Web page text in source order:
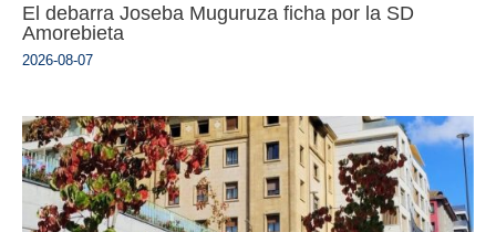
El debarra Joseba Muguruza ficha por la SD
Amorebieta
2026-08-07